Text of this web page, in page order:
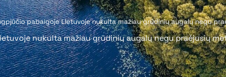
pabaigoje Lietuvoje nukulta mažiau grūdinių augalų negu
nukulta mažiau grūdinių augalų negu praėjusių